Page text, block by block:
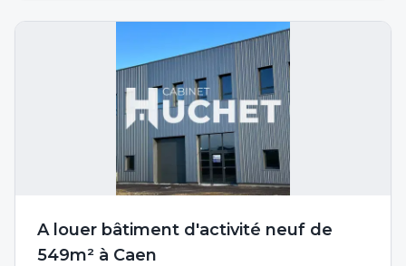
A louer bâtiment d'activité neuf de
549m² à Caen